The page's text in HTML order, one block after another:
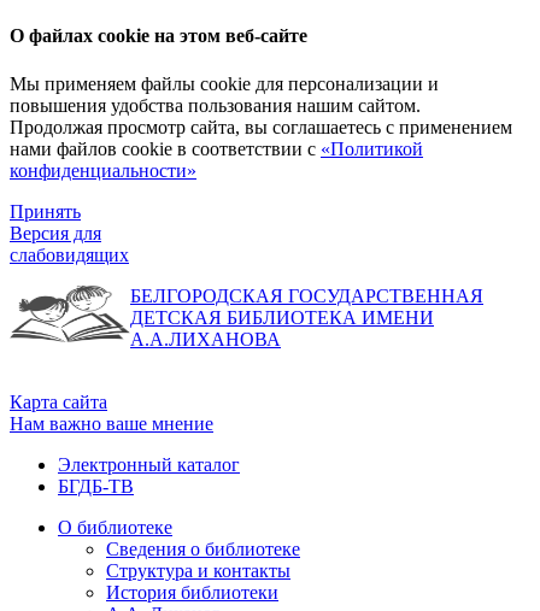
О файлах cookie на этом веб-сайте
Мы применяем файлы cookie для персонализации и
повышения удобства пользования нашим сайтом.
Продолжая просмотр сайта, вы соглашаетесь с применением
нами файлов cookie в соответствии с «Политикой
конфиденциальности»
Принять
Версия для
слабовидящих
БЕЛГОРОДСКАЯ ГОСУДАРСТВЕННАЯ
ДЕТСКАЯ БИБЛИОТЕКА ИМЕНИ
А.А.ЛИХАНОВА
Карта сайта
Нам важно ваше мнение
Электронный каталог
БГДБ-ТВ
О библиотеке
Сведения о библиотеке
Структура и контакты
История библиотеки